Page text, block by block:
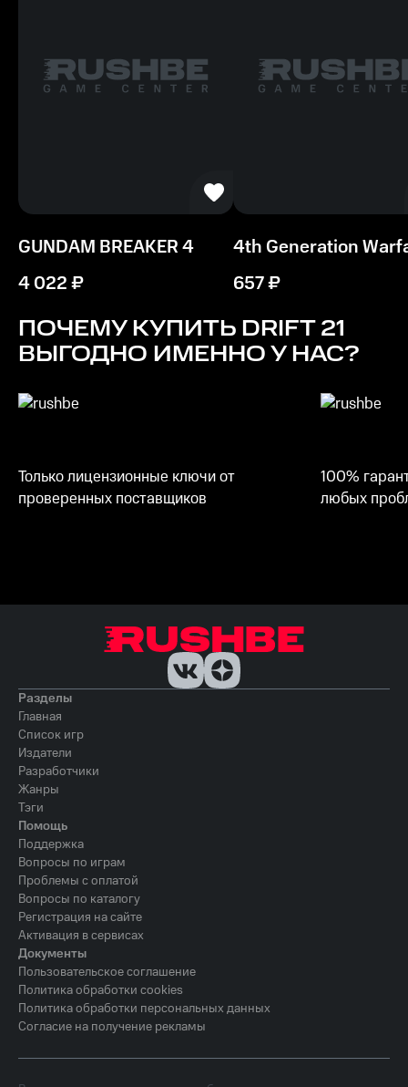
GUNDAM BREAKER 4
4 022₽
4th Generation
657₽
ПОЧЕМУ КУПИТЬ DRIFT 21
ВЫГОДНО ИМЕННО У НАС?
Только лицензионные ключи от
проверенных поставщиков
100%
любых
Разделы
Главная
Список игр
Издатели
Разработчики
Жанры
Тэги
Помощь
Поддержка
Вопросы по играм
Проблемы с оплатой
Вопросы по каталогу
Регистрация на сайте
Активация в сервисах
Документы
Пользовательское соглашение
Политика обработки cookies
Политика обработки персональных данных
Согласие на получение рекламы